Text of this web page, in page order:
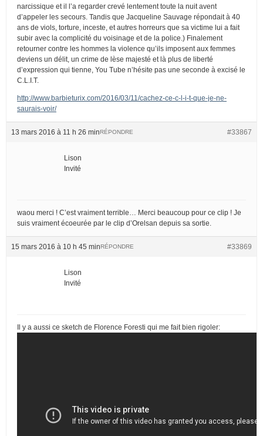
narcissique et il l’a regarder crevé lentement toute la nuit avent
d’appeler les secours. Tandis que Jacqueline Sauvage répondait à 40
ans de viols, torture, inceste, et autres horreurs que sa victime lui a fait
subir avec la complicité du voisinage et de la police.) Finalement
retourner contre les hommes la violence qu’ils imposent aux femmes
deviens un délit, un crime de lèse majesté et là plus de liberté
d’expression qui tienne, You Tube n’hésite pas une seconde à excisé le
C.L.I.T.
http://www.barbieturix.com/2016/03/11/cachez-ce-c-l-i-t-que-je-ne-
saurais-voir/
13 mars 2016 à 11 h 26 min #33867
RÉPONDRE
Lison
Invité
waou merci ! C’est vraiment terrible… Merci beaucoup pour ce clip ! Je
suis vraiment écoeurée par le clip d’Orelsan depuis sa sortie.
15 mars 2016 à 10 h 45 min #33869
RÉPONDRE
Lison
Invité
Il y a aussi ce sketch de Florence Foresti qui me fait bien rigoler: